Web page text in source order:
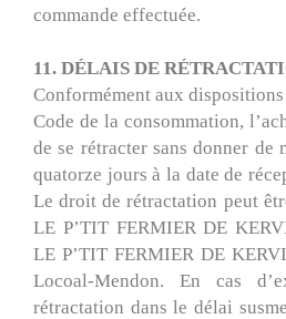
commande effectuée.
11. DÉLAIS DE
Conformément aux
Code de la consommation,
de se rétracter sans donner de
quatorze jours à la date de
Le droit de rétractation peut
LE P’TIT FERMIER DE
LE P’TIT FERMIER DE
Locoal-Mendon. En cas
rétractation dans le délai